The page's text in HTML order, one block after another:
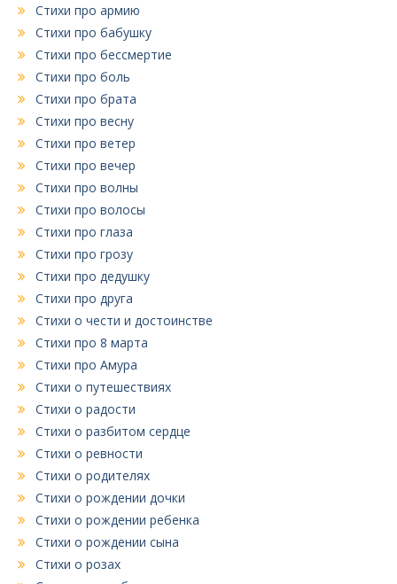
Стихи про армию
Стихи про бабушку
Стихи про бессмертие
Стихи про боль
Стихи про брата
Стихи про весну
Стихи про ветер
Стихи про вечер
Стихи про волны
Стихи про волосы
Стихи про глаза
Стихи про грозу
Стихи про дедушку
Стихи про друга
Стихи о чести и достоинстве
Стихи про 8 марта
Стихи про Амура
Стихи о путешествиях
Стихи о радости
Стихи о разбитом сердце
Стихи о ревности
Стихи о родителях
Стихи о рождении дочки
Стихи о рождении ребенка
Стихи о рождении сына
Стихи о розах